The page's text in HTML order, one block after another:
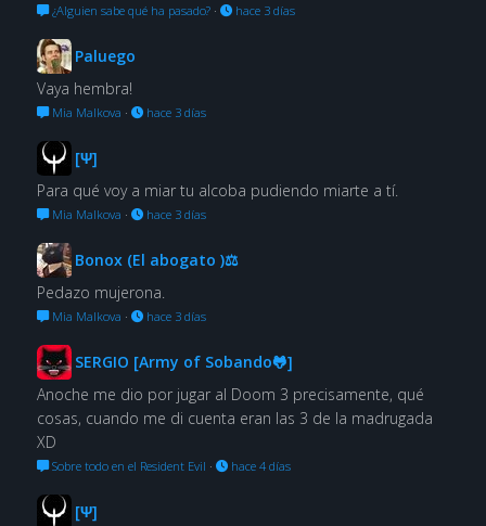
¿Alguien sabe qué ha pasado?· hace 3 días
Paluego
Vaya hembra!
Mia Malkova · hace 3 días
[Ψ]
Para qué voy a miar tu alcoba pudiendo miarte a tí.
Mia Malkova · hace 3 días
Bonox (El abogato )⚖
Pedazo mujerona.
Mia Malkova · hace 3 días
SERGIO [Army of Sobando🐸]
Anoche me dio por jugar al Doom 3 precisamente, qué
cosas, cuando me di cuenta eran las 3 de la madrugada
XD
Sobre todo en el Resident Evil · hace 4 días
[Ψ]